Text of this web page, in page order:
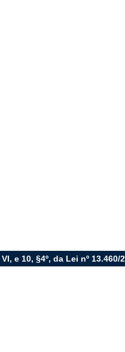
e 10, §4º, da Lei nº